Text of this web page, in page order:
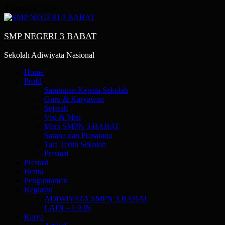
to
SMP NEGERI 3 BABAT
Sekolah Adiwiyata Nasional
PrimaryHome
Profil
Sambutan Kepala Sekolah
Guru & Karyawan
Sejarah
Visi & Misi
Mars SMPN 3 BABAT
Sarana dan Prasarana
Tata Tertib Sekolah
Prestasi
Prestasi
Berita
Pengumuman
Kegiatan
ADIWIYATA SMPN 3 BABAT
LAIN – LAIN
Karya